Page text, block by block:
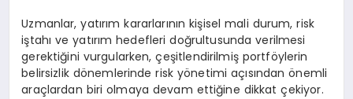
Uzmanlar, yatırım kararlarının kişisel mali durum, risk
iştahı ve yatırım hedefleri doğrultusunda verilmesi
gerektiğini vurgularken, çeşitlendirilmiş portföylerin
belirsizlik dönemlerinde risk yönetimi açısından önemli
araçlardan biri olmaya devam ettiğine dikkat çekiyor.